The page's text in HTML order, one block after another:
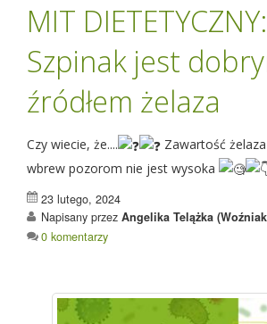
MIT DIETETYCZNY:
Szpinak jest
źródłem żelaza
Czy wiecie, że....
Zawartość
wbrew pozorom nie jest wysoka
23 lutego, 2024
Napisany przez Angelika Telążka
0 komentarzy